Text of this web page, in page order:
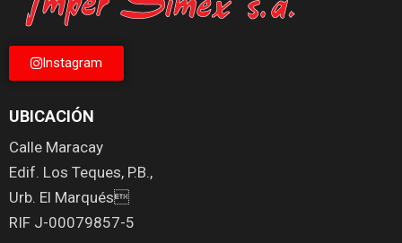
Instagram
UBICACIÓN
Calle Maracay
Edif. Los Teques, P.B.,
Urb. El Marqués
RIF J-00079857-5